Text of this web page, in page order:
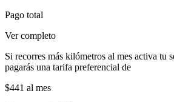
Pago total
Ver completo
Si recorres más kilómetros al mes activa tu
pagarás una tarifa preferencial de
$441 al mes